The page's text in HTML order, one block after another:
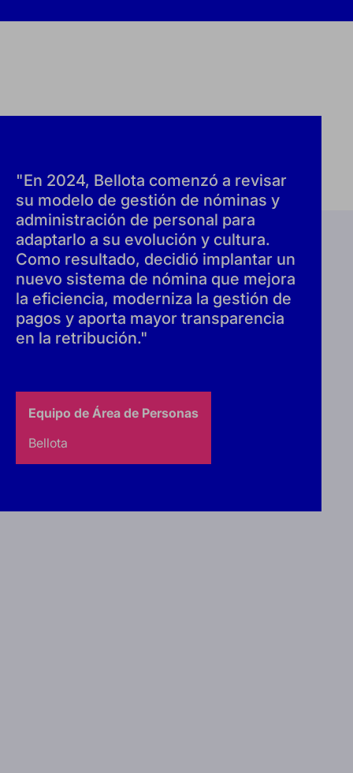
"En 2024, Bellota comenzó a revisar
su modelo de gestión de nóminas y
administración de personal para
adaptarlo a su evolución y cultura.
Como resultado, decidió implantar un
nuevo sistema de nómina que mejora
la eficiencia, moderniza la gestión de
pagos y aporta mayor transparencia
en la retribución."
Equipo de Área de Personas
Bellota